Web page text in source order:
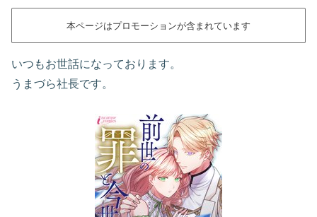
本ページはプロモーションが含まれています
いつもお世話になっております。
うまづら社長です。